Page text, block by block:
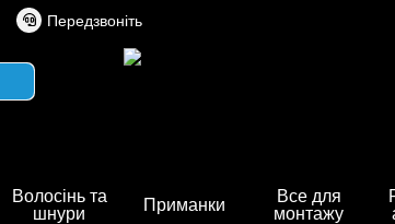
Передзвоніть
Волосінь та
шнури
Приманки
Все для
монтажу